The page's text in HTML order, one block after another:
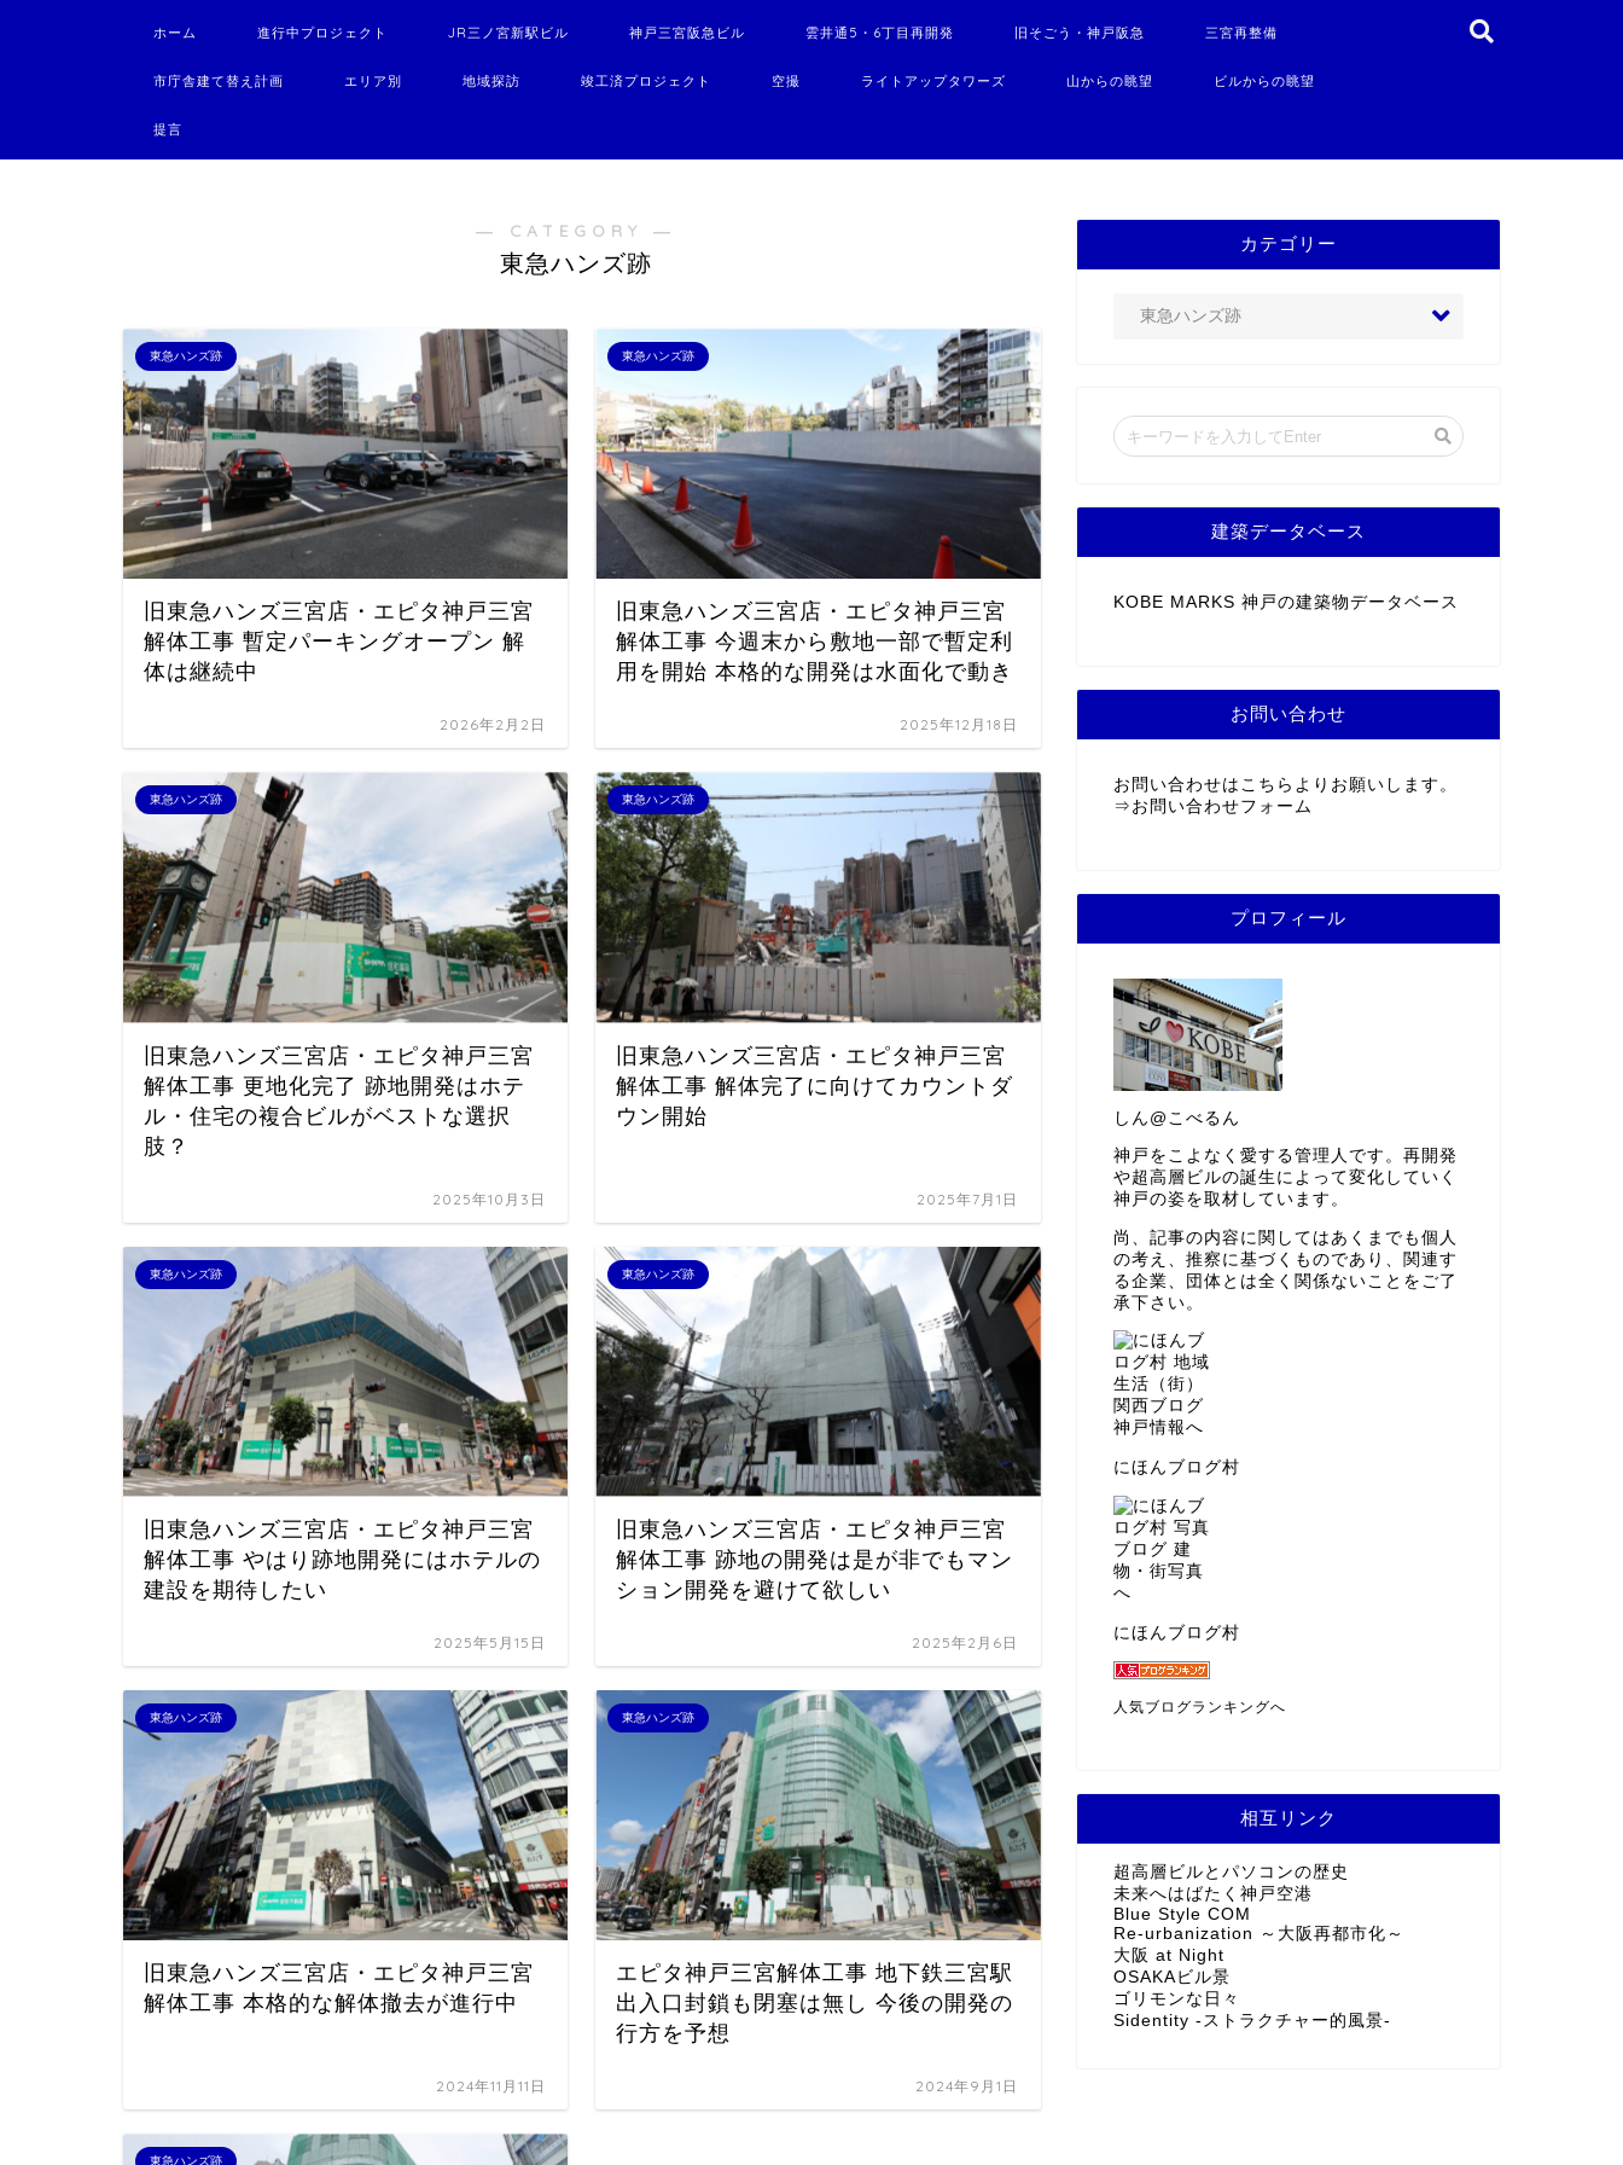
ホーム 進行中プロジェクト JR三ノ宮新駅ビル 神戸三宮阪急ビル 雲井通5・6丁目再開発 旧そごう・神戸阪急 三宮再整備
市庁舎建て替え計画 エリア別 地域探訪 竣工済プロジェクト 空撮 ライトアップタワーズ 山からの眺望 ビルからの眺望
提言
― CATEGORY ―
東急ハンズ跡
東急ハンズ跡
旧東急ハンズ三宮店・エピタ神戸三宮
解体工事 暫定パーキングオープン 解
体は継続中
2026年2月2日
東急ハンズ跡
旧東急ハンズ三宮店・エピタ神戸三宮
解体工事 今週末から敷地一部で暫定利
用を開始 本格的な開発は水面化で動き
2025年12月18日
東急ハンズ跡
旧東急ハンズ三宮店・エピタ神戸三宮
解体工事 更地化完了 跡地開発はホテ
ル・住宅の複合ビルがベストな選択
肢？
2025年10月3日
東急ハンズ跡
旧東急ハンズ三宮店・エピタ神戸三宮
解体工事 解体完了に向けてカウントダ
ウン開始
2025年7月1日
東急ハンズ跡
旧東急ハンズ三宮店・エピタ神戸三宮
解体工事 やはり跡地開発にはホテルの
建設を期待したい
2025年5月15日
東急ハンズ跡
旧東急ハンズ三宮店・エピタ神戸三宮
解体工事 跡地の開発は是が非でもマン
ション開発を避けて欲しい
2025年2月6日
東急ハンズ跡
旧東急ハンズ三宮店・エピタ神戸三宮
解体工事 本格的な解体撤去が進行中
2024年11月11日
東急ハンズ跡
エピタ神戸三宮解体工事 地下鉄三宮駅
出入口封鎖も閉塞は無し 今後の開発の
行方を予想
2024年9月1日
東急ハンズ跡
カテゴリー
建築データベース
KOBE MARKS 神戸の建築物データベース
お問い合わせ
お問い合わせはこちらよりお願いします。
⇒ お問い合わせフォーム
プロフィール
しん@こべるん
神戸をこよなく愛する管理人です。再開発
や超高層ビルの誕生によって変化していく
神戸の姿を取材しています。
尚、記事の内容に関してはあくまでも個人
の考え、推察に基づくものであり、関連す
る企業、団体とは全く関係ないことをご了
承下さい。
にほんブログ村
にほんブログ村
人気ブログランキングへ
相互リンク
超高層ビルとパソコンの歴史
未来へはばたく神戸空港
Blue Style COM
Re-urbanization ～大阪再都市化～
大阪 at Night
OSAKAビル景
ゴリモンな日々
Sidentity -ストラクチャー的風景-